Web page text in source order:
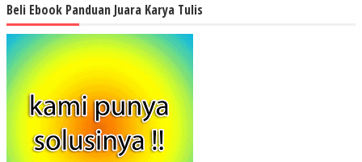
Beli Ebook Panduan Juara Karya Tulis